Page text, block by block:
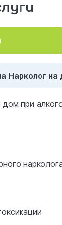
на лечение
и ответы по
Нарколог на
дом при
нарколога